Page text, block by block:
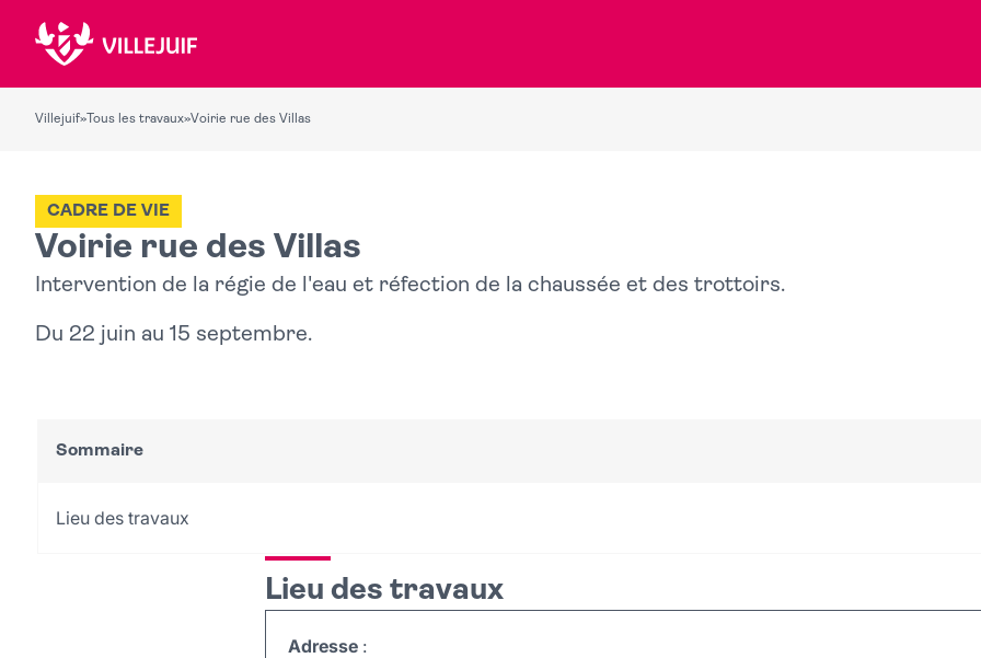
Villejuif» Tous les travaux»Voirie rue des Villas
Voirie rue des Villas
CADRE DE VIE
Intervention de la régie de l'eau et réfection de la chaussée et des trottoirs.
Du 22 juin au 15 septembre.
Sommaire
Lieu des travaux
Lieu des travaux
Adresse :